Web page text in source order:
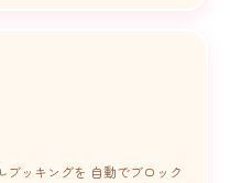
ッキングを 自動でブロック